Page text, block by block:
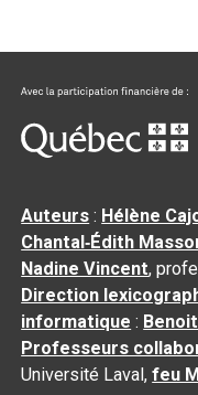
Auteurs : Hélène
Chantal‑Édith
Nadine Vincent,
Direction
informatique :
Professeurs
Université Laval,feu